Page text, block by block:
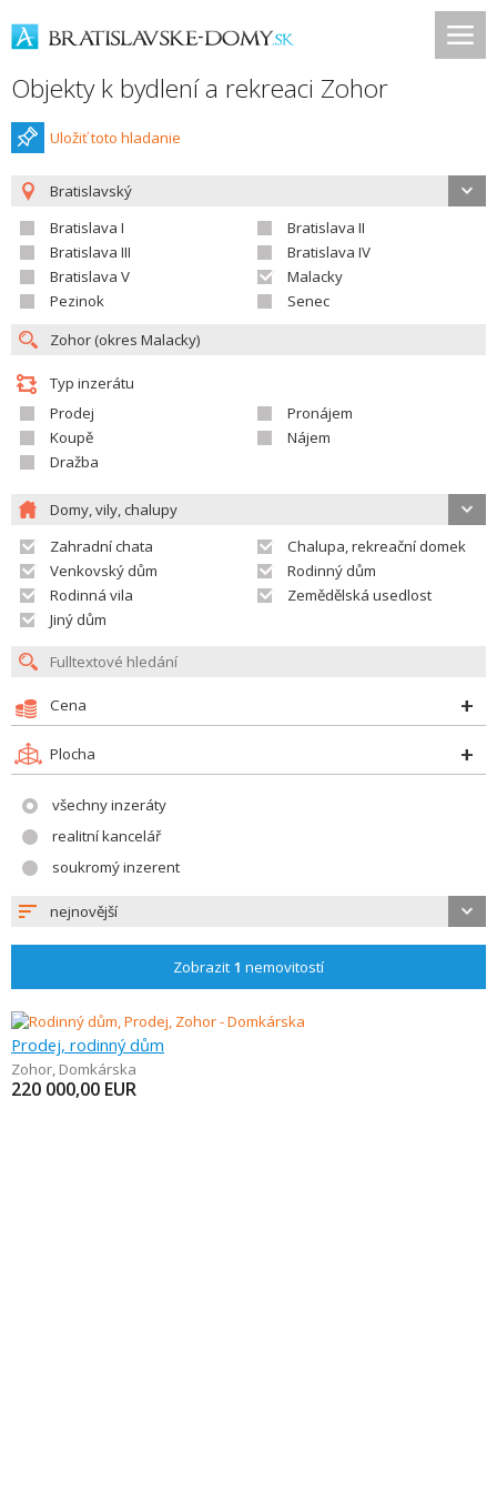
Objekty k bydlení a rekreaci Zohor
Uložiť toto hladanie
Bratislavský
Bratislava I
Bratislava II
Bratislava III
Bratislava IV
Bratislava V
Malacky
Pezinok
Senec
Typ inzerátu
Prodej
Pronájem
Koupě
Nájem
Dražba
Domy, vily, chalupy
Zahradní chata
Chalupa, rekreační domek
Venkovský dům
Rodinný dům
Rodinná vila
Zemědělská usedlost
Jiný dům
Cena
Plocha
všechny inzeráty
realitní kancelář
soukromý inzerent
nejnovější
Zobrazit 1 nemovitostí
Prodej, rodinný dům
Zohor, Domkárska
220 000,00 EUR